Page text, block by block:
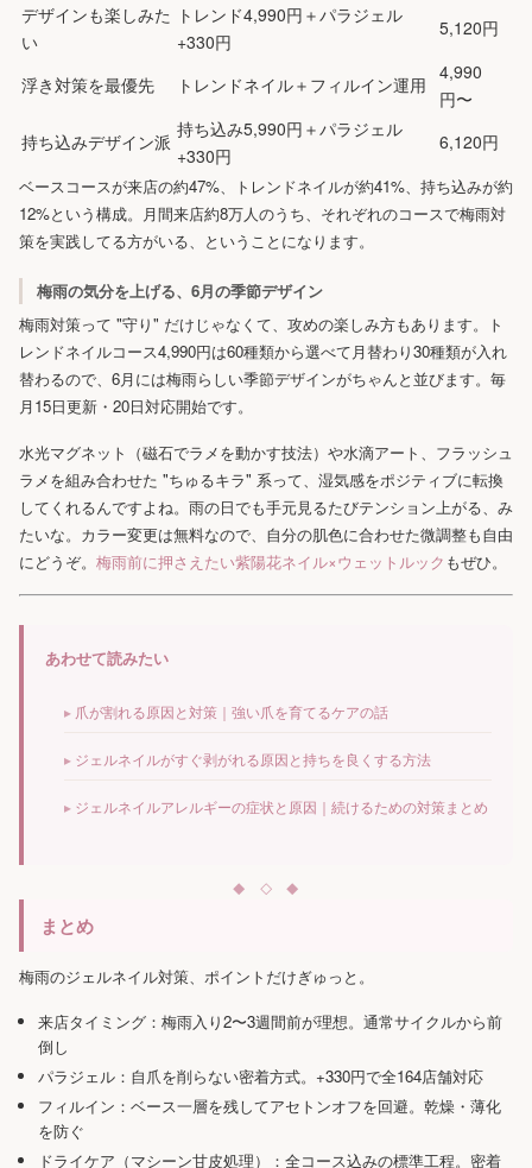
デザインも楽しみた
い
トレンド4,990円＋パラジェル
+330円
5,120円
浮き対策を最優先 トレンドネイル＋フィルイン運用
4,990
円〜
持ち込みデザイン派
持ち込み5,990円＋パラジェル
+330円
6,120円
ベースコースが来店の約47%、トレンドネイルが約41%、持ち込みが約
12%という構成。月間来店約8万人のうち、それぞれのコースで梅雨対
策を実践してる方がいる、ということになります。
梅雨の気分を上げる、6月の季節デザイン
梅雨対策って "守り" だけじゃなくて、攻めの楽しみ方もあります。ト
レンドネイルコース4,990円は60種類から選べて月替わり30種類が入れ
替わるので、6月には梅雨らしい季節デザインがちゃんと並びます。毎
月15日更新・20日対応開始です。
水光マグネット（磁石でラメを動かす技法）や水滴アート、フラッシュ
ラメを組み合わせた "ちゅるキラ" 系って、湿気感をポジティブに転換
してくれるんですよね。雨の日でも手元見るたびテンション上がる、み
たいな。カラー変更は無料なので、自分の肌色に合わせた微調整も自由
にどうぞ。 梅雨前に押さえたい紫陽花ネイル×ウェットルック もぜひ。
あわせて読みたい
爪が割れる原因と対策｜強い爪を育てるケアの話
ジェルネイルがすぐ剥がれる原因と持ちを良くする方法
ジェルネイルアレルギーの症状と原因｜続けるための対策まとめ
まとめ
梅雨のジェルネイル対策、ポイントだけぎゅっと。
来店タイミング：梅雨入り2〜3週間前が理想。通常サイクルから前
倒し
パラジェル：自爪を削らない密着方式。+330円で全164店舗対応
フィルイン：ベース一層を残してアセトンオフを回避。乾燥・薄化
を防ぐ
ドライケア（マシーン甘皮処理）：全コース込みの標準工程。密着